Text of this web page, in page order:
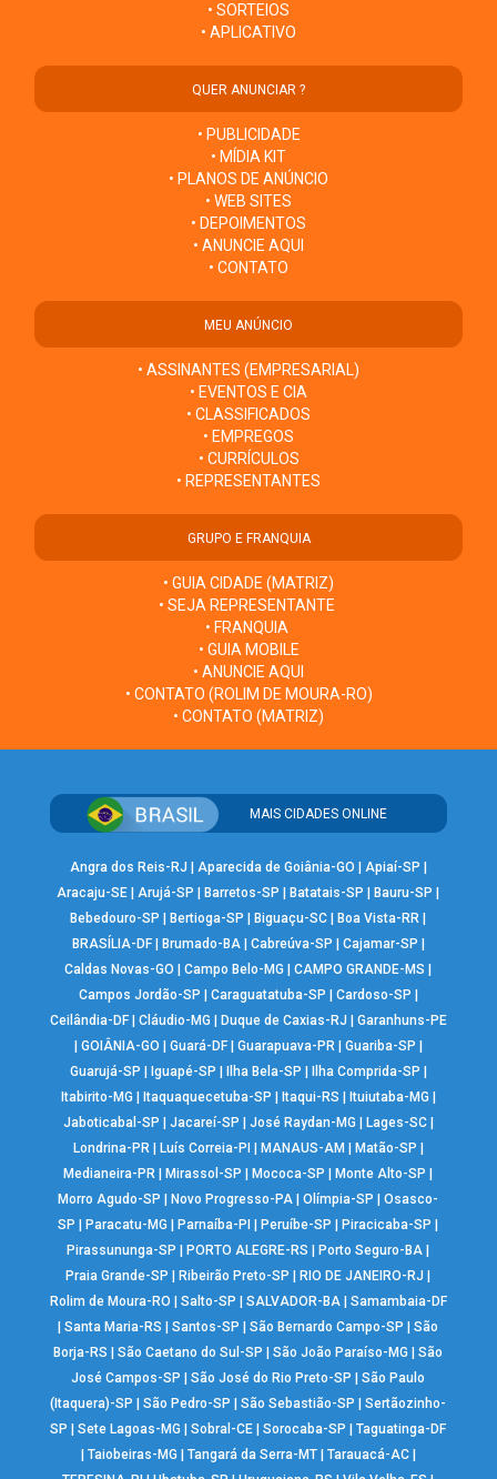
• SORTEIOS
• APLICATIVO
QUER ANUNCIAR ?
• PUBLICIDADE
• MÍDIA KIT
• PLANOS DE ANÚNCIO
• WEB SITES
• DEPOIMENTOS
• ANUNCIE AQUI
• CONTATO
MEU ANÚNCIO
• ASSINANTES (EMPRESARIAL)
• EVENTOS E CIA
• CLASSIFICADOS
• EMPREGOS
• CURRÍCULOS
• REPRESENTANTES
GRUPO E FRANQUIA
• GUIA CIDADE (MATRIZ)
• SEJA REPRESENTANTE
• FRANQUIA
• GUIA MOBILE
• ANUNCIE AQUI
• CONTATO (ROLIM DE MOURA-RO)
• CONTATO (MATRIZ)
MAIS CIDADES ONLINE
Angra dos Reis-RJ Aparecida de Goiânia-GO Apiaí-SP
Aracaju-SE |Arujá-SP Barretos-SP Batatais-SP Bauru-SP
Bebedouro-SP
Bertioga-SP Biguaçu-SC Boa Vista-RR
BRASÍLIA-DF| Brumado-BA| Cabreúva-SP Cajamar-SP
Caldas Novas-GO
|Campo Belo-MG |CAMPO GRANDE-MS
Campos Jordão-SP
Caraguatatuba-SP Cardoso-SP
Ceilândia-DF| Cláudio-MG Duque de Caxias-RJ
Garanhuns-PE
GOIÂNIA-GO Guará-DF| Guarapuava-PR| Guariba-SP
Guarujá-SP
Iguapé-SP Ilha Bela-SP Ilha Comprida-SP
Itabirito-MG
Itaquaquecetuba-SP Itaqui-RS Ituiutaba-MG
Jaboticabal-SP
Jacareí-SP José Raydan-MG Lages-SC|
Londrina-PR| Luís Correia-PI MANAUS-AM Matão-SP
Medianeira-PR
Mirassol-SP Mococa-SP Monte Alto-SP
Morro Agudo-SP
Novo Progresso-PA |Olímpia-SP |Osasco-
SP
Paracatu-MG Parnaíba-PI Peruíbe-SP Piracicaba-SP
Pirassununga-SP
PORTO ALEGRE-RS Porto Seguro-BA
Praia Grande-SP
Ribeirão Preto-SP RIO DE JANEIRO-RJ
Rolim de Moura-RO
Salto-SP SALVADOR-BA| Samambaia-DF
|Santa Maria-RS |Santos-SP |São Bernardo Campo-SP |São
Borja-RS
|São Caetano do Sul-SP |São João Paraíso-MG |São
José Campos-SP
|São José do Rio Preto-SP |São Paulo
(Itaquera)-SP
|São Pedro-SP |São Sebastião-SP |Sertãozinho-
SP
|Sete Lagoas-MG |Sobral-CE |Sorocaba-SP |Taguatinga-DF
Taiobeiras-MG Tangará da Serra-MT| Tarauacá-AC|